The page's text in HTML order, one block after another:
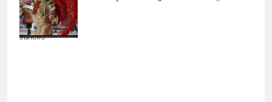
Carnaval 2026
do Rio de
Janeiro